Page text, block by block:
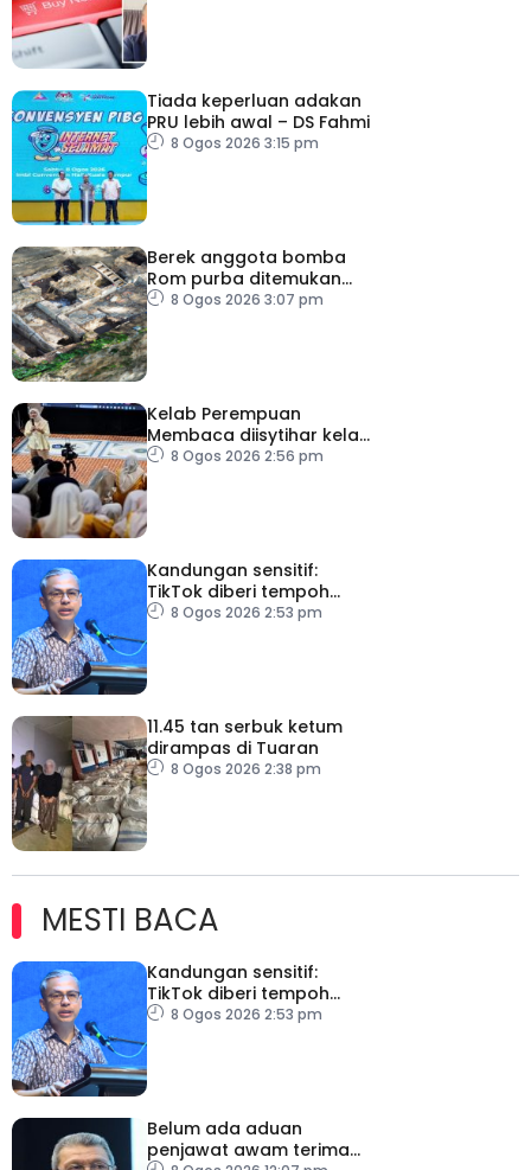
Tiada keperluan adakan
PRU lebih awal – DS Fahmi
8 Ogos 2026 3:15 pm
Berek anggota bomba
Rom purba ditemukan
berhampiran Colosseum
8 Ogos 2026 3:07 pm
Kelab Perempuan
Membaca diisytihar kelab
membaca terbesar di
8 Ogos 2026 2:56 pm
Kandungan sensitif:
TikTok diberi tempoh
perkukuh sistem
8 Ogos 2026 2:53 pm
11.45 tan serbuk ketum
dirampas di Tuaran
8 Ogos 2026 2:38 pm
MESTI BACA
Kandungan sensitif:
TikTok diberi tempoh
perkukuh sistem
8 Ogos 2026 2:53 pm
Belum ada aduan
penjawat awam terima